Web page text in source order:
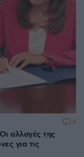
αλλαγές της
για τις
6